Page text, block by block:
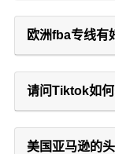
欧洲fba专线有
请问Tiktok如何
美国亚马逊的